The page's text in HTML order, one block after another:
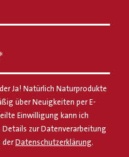
Ja! Natürlich Naturprodukte
über Neuigkeiten per E-
Einwilligung kann ich
zur Datenverarbeitung
derDatenschutzerklärung.